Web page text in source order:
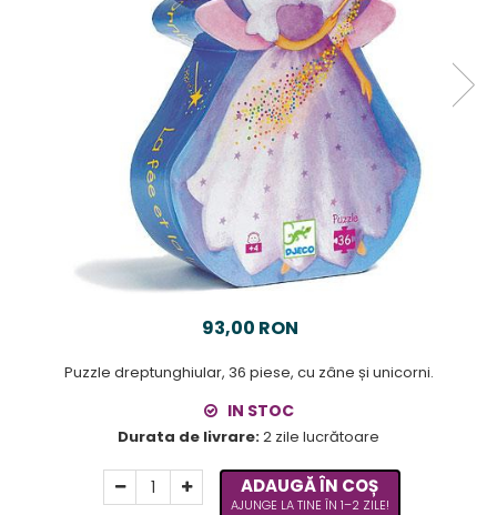
93,00 RON
Puzzle dreptunghiular, 36 piese, cu zâne și unicorni.
IN STOC
Durata de livrare:2 zile lucrătoare
ADAUGĂ ÎN COȘ
AJUNGE LA TINE ÎN 1–2 ZILE!